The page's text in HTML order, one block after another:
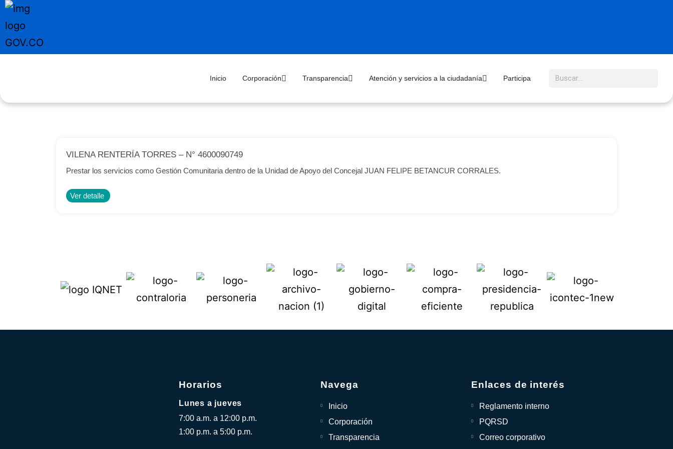
Inicio Corporación Transparencia Atención y servicios a la ciudadanía Participa
VILENA RENTERÍA TORRES – N° 4600090749
Prestar los servicios como Gestión Comunitaria dentro de la Unidad de Apoyo del Concejal JUAN FELIPE BETANCUR CORRALES.
Ver detalle
Horarios
Lunes a jueves
7:00 a.m. a 12:00 p.m.
1:00 p.m. a 5:00 p.m.
Navega
Inicio
Corporación
Transparencia
Enlaces de interés
Reglamento interno
PQRSD
Correo corporativo